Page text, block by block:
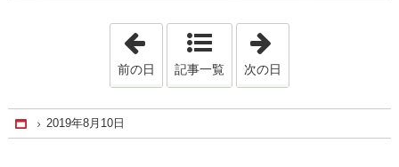
「2019年8月 9日」
前の日 記事一覧 次の日
Home
2019年8月10日